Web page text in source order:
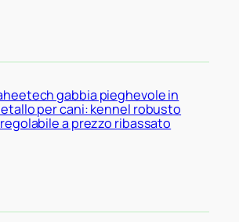
gabbia pieghevole in
per cani: kennel robusto
a prezzo ribassato